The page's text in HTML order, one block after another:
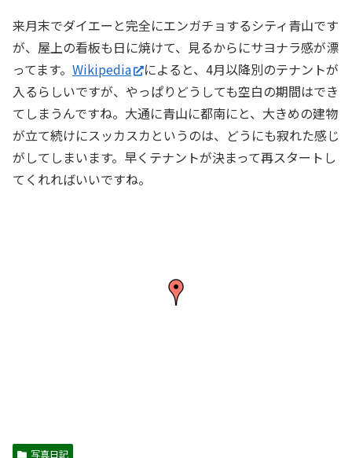
来月末でダイエーと完全にエンガチョするシティ青山です
が、屋上の看板も日に焼けて、見るからにサヨナラ感が漂
ってます。 Wikipedia
によると、4月以降別のテナントが
入るらしいですが、やっぱりどうしても空白の期間はでき
てしまうんですね。大通に青山に都南にと、大きめの建物
が立て続けにスッカスカというのは、どうにも寂れた感じ
がしてしまいます。早くテナントが決まって再スタートし
てくれればいいですね。
写真日記